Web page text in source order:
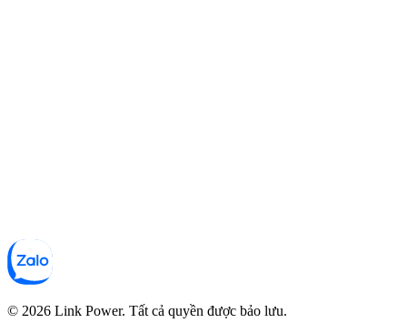
© 2026 Link Power. Tất cả quyền được bảo lưu.